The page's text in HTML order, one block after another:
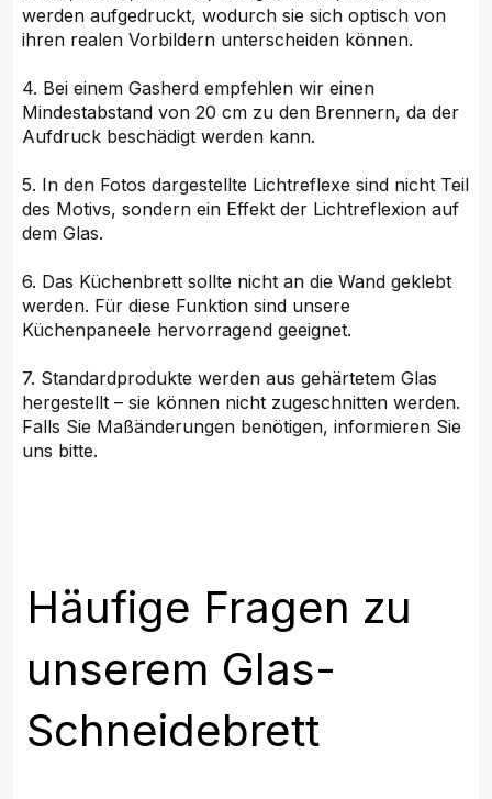
werden aufgedruckt, wodurch sie sich optisch von
ihren realen Vorbildern unterscheiden können.
4. Bei einem Gasherd empfehlen wir einen
Mindestabstand von 20 cm zu den Brennern, da der
Aufdruck beschädigt werden kann.
5. In den Fotos dargestellte Lichtreflexe sind nicht Teil
des Motivs, sondern ein Effekt der Lichtreflexion auf
dem Glas.
6. Das Küchenbrett sollte nicht an die Wand geklebt
werden. Für diese Funktion sind unsere
Küchenpaneele hervorragend geeignet.
7. Standardprodukte werden aus gehärtetem Glas
hergestellt – sie können nicht zugeschnitten werden.
Falls Sie Maßänderungen benötigen, informieren Sie
uns bitte.
Häufige Fragen zu
unserem Glas-
Schneidebrett